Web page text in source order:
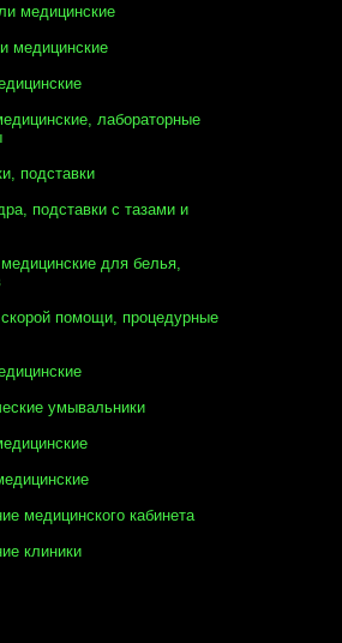
медицинские
медицинские
лабораторные
подставки
подставки с тазами и
для белья,
помощи, процедурные
умывальники
медицинского кабинета
клиники